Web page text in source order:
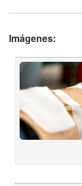
Imágenes: